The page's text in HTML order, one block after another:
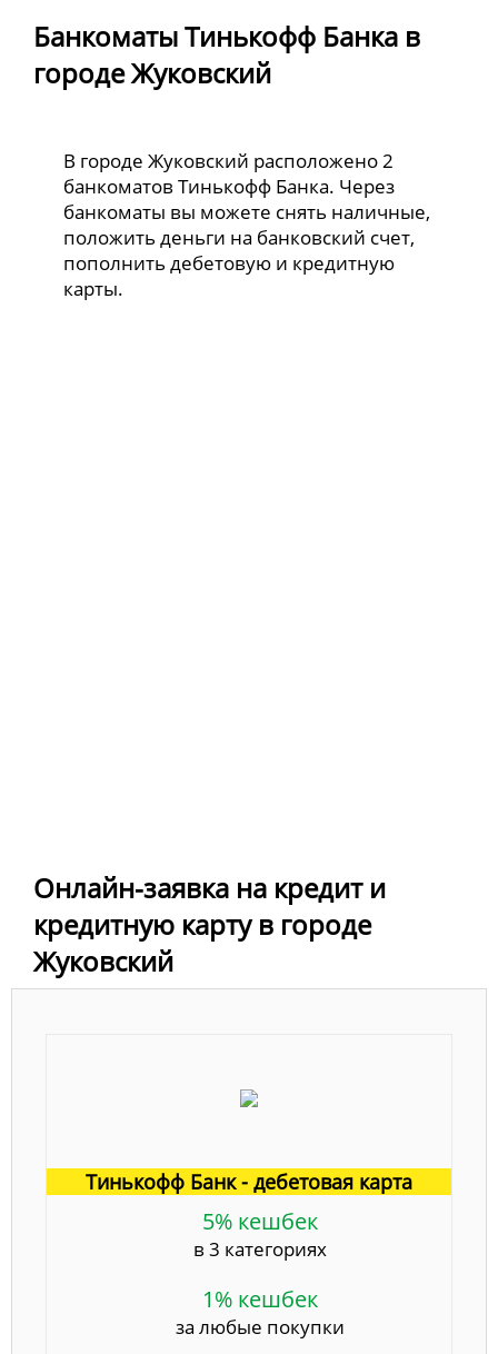
Банкоматы Тинькофф Банка в
городе Жуковский
В городе Жуковский расположено 2
банкоматов Тинькофф Банка. Через
банкоматы вы можете снять наличные,
положить деньги на банковский счет,
пополнить дебетовую и кредитную
карты.
Онлайн-заявка на кредит и
кредитную карту в городе
Жуковский
Тинькофф Банк - дебетовая карта
5% кешбек
в 3 категориях
1% кешбек
за любые покупки